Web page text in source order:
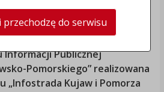
Systemu Regionalnego
Informacji Publicznej
Pomorskiego” realizowana
„Infostrada Kujaw i Pomorza
przechodzę do serwisu